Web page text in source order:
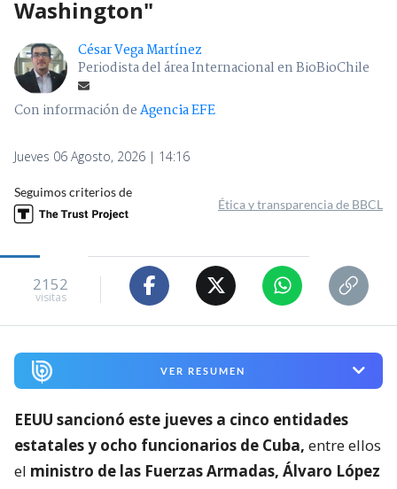
Washington"
César Vega Martínez
Periodista del área Internacional en BioBioChile
Con información deAgencia EFE
Jueves 06 Agosto, 2026 | 14:16
Seguimos criterios de
Ética y transparencia de BBCL
2152
visitas
VER RESUMEN
EEUU sancionó este jueves a cinco entidades
estatales y ocho funcionarios de Cuba, entre ellos
el ministro de las Fuerzas Armadas, Álvaro López